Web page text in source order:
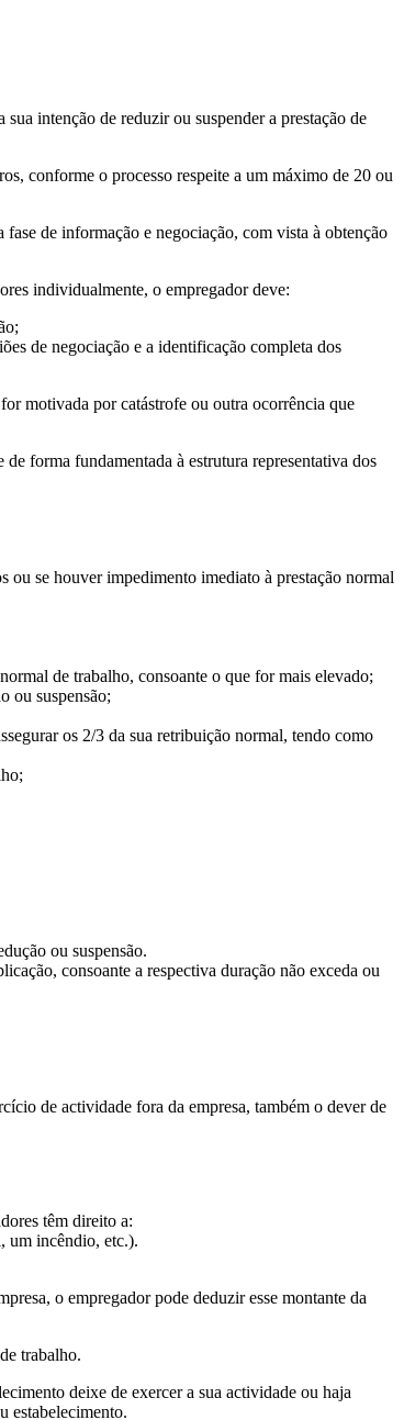
intenção de reduzir ou suspender a prestação de
conforme o processo respeite a um máximo de 20 ou
de informação e negociação, com vista à obtenção
individualmente, o empregador deve:
de negociação e a identificação completa dos
motivada por catástrofe ou outra ocorrência que
forma fundamentada à estrutura representativa dos
ou se houver impedimento imediato à prestação normal
de trabalho, consoante o que for mais elevado;
ou suspensão;
os 2/3 da sua retribuição normal, tendo como
ou suspensão.
consoante a respectiva duração não exceda ou
de actividade fora da empresa, também o dever de
têm direito a:
um incêndio, etc.).
o empregador pode deduzir esse montante da
trabalho.
deixe de exercer a sua actividade ou haja
estabelecimento.